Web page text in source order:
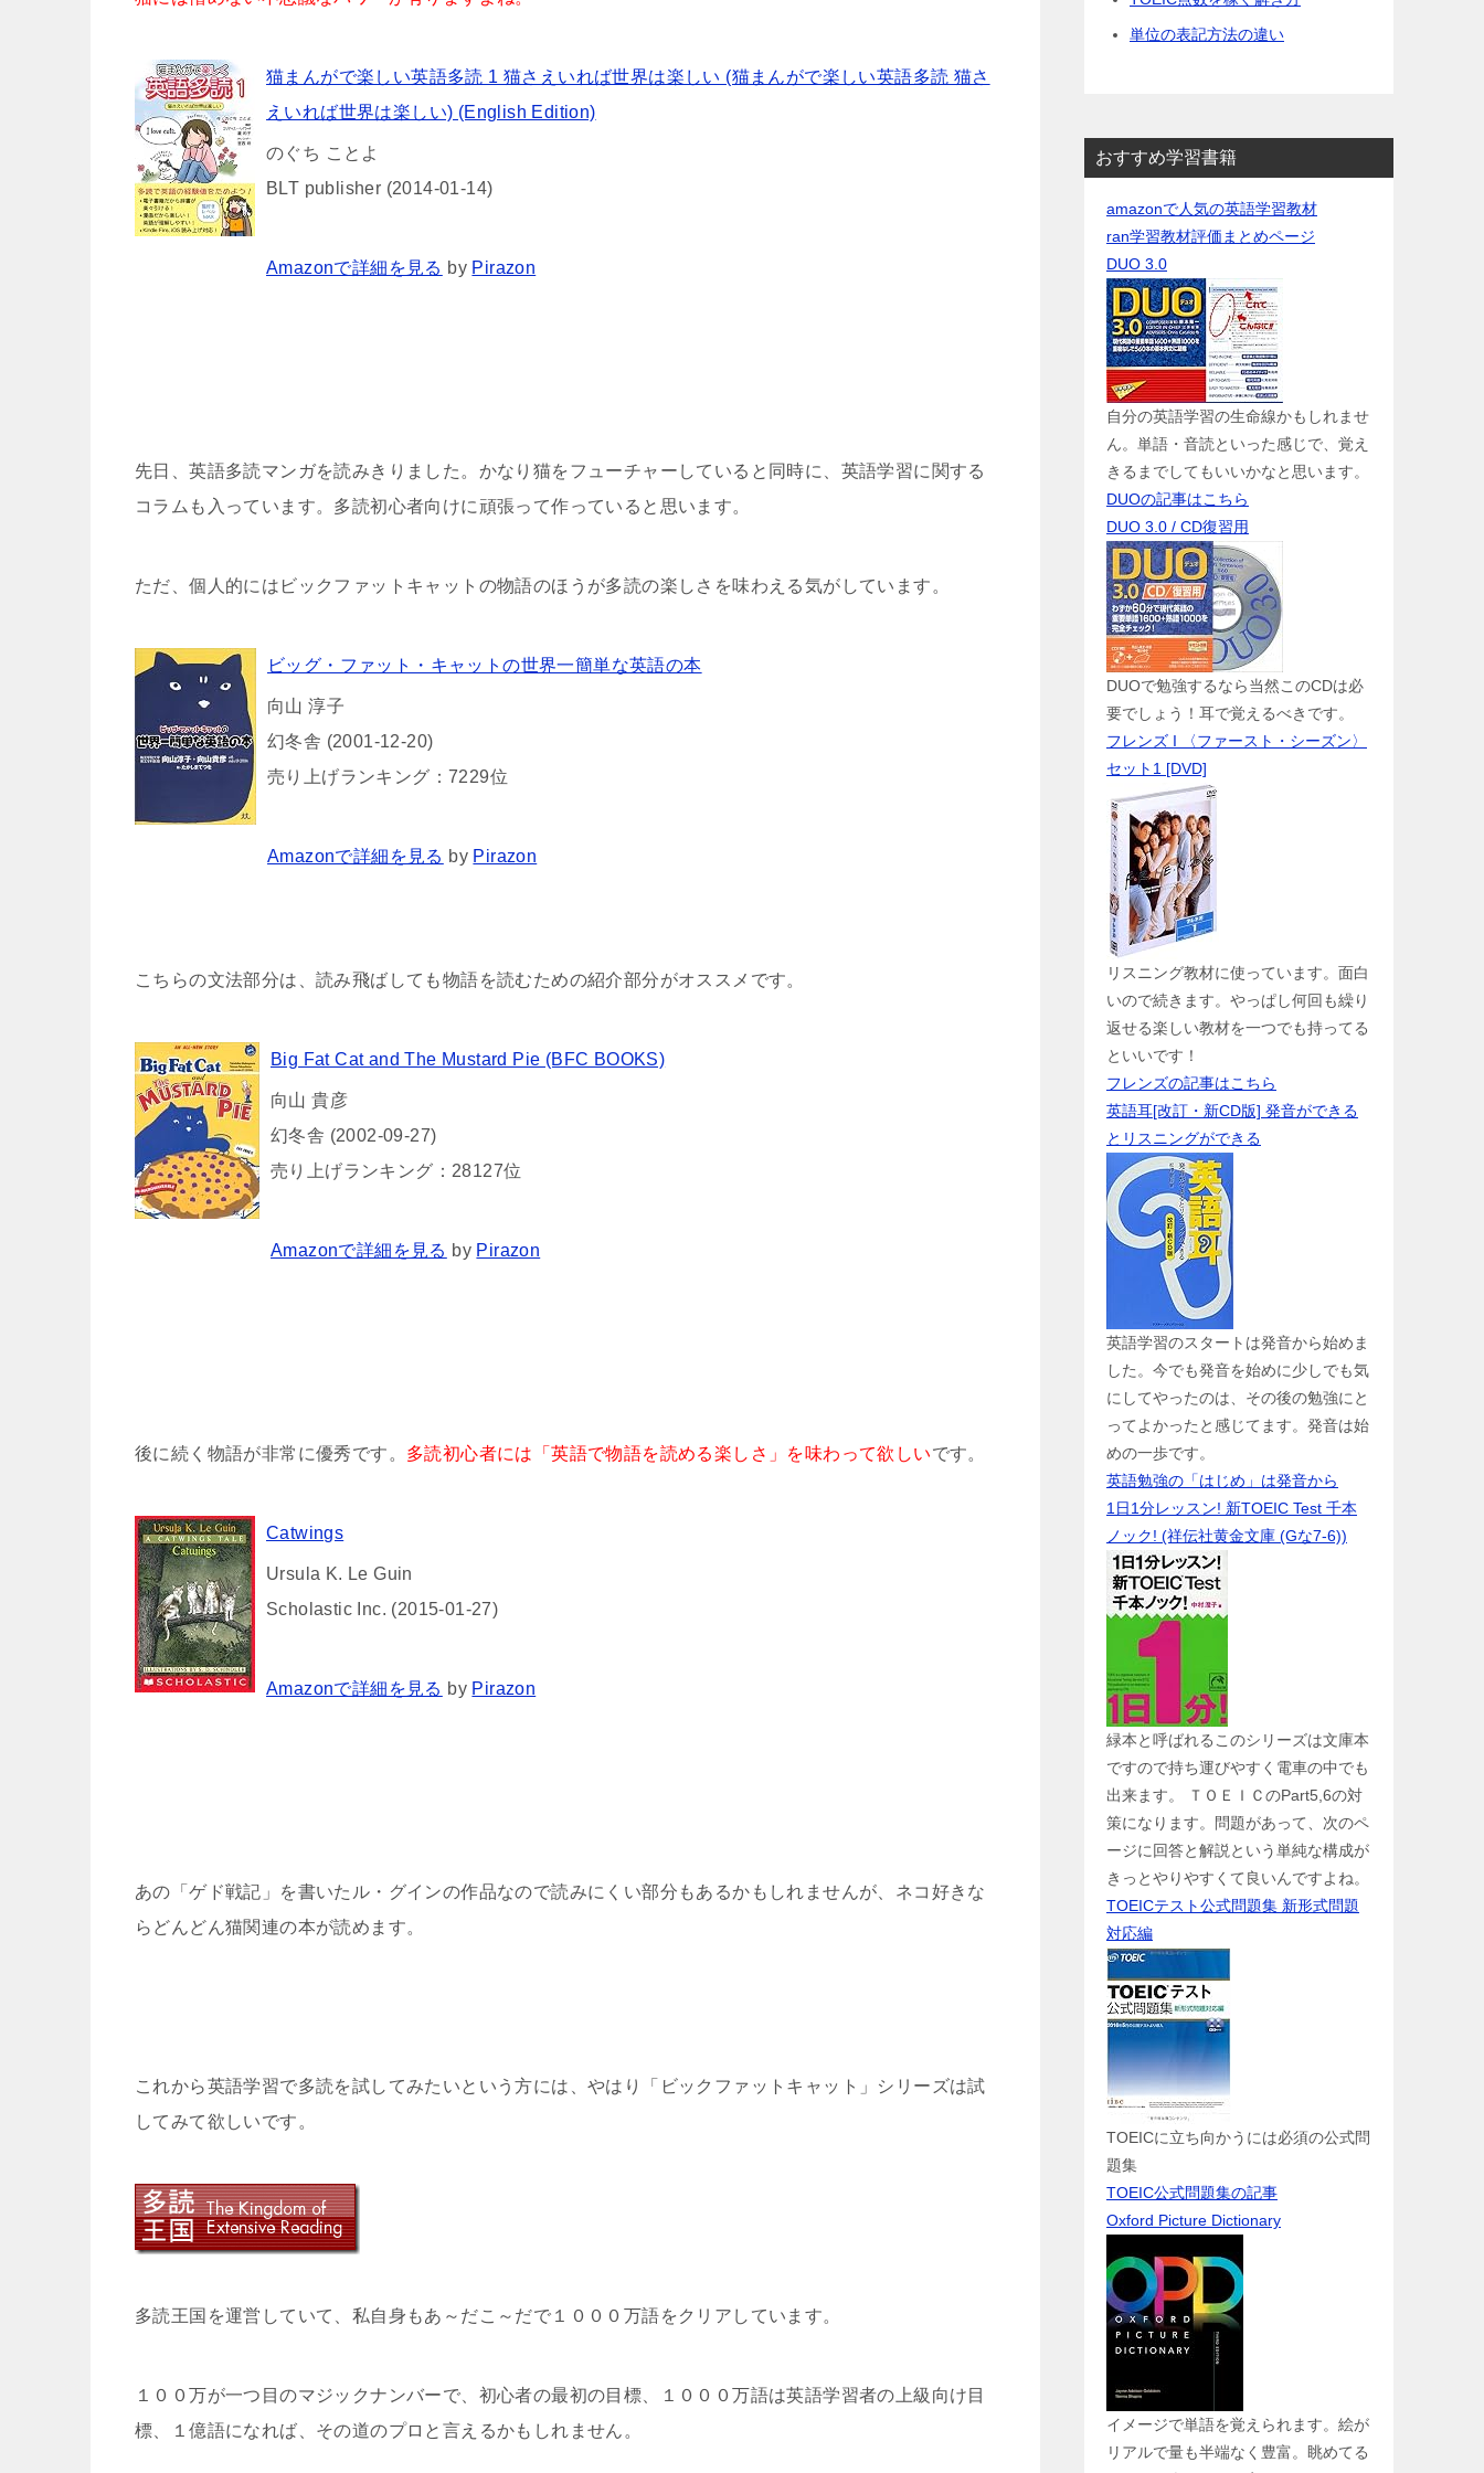
猫まんがで楽しい英語多読 1 猫さえいれば世界は楽しい (猫まんがで楽しい英語多読 猫さ
えいれば世界は楽しい) (English Edition)
のぐち ことよ
BLT publisher (2014-01-14)
Amazonで詳細を見る by Pirazon
先日、英語多読マンガを読みきりました。かなり猫をフューチャーしていると同時に、英語学習に関する
コラムも入っています。多読初心者向けに頑張って作っていると思います。
ただ、個人的にはビックファットキャットの物語のほうが多読の楽しさを味わえる気がしています。
ビッグ・ファット・キャットの世界一簡単な英語の本
向山 淳子
幻冬舎 (2001-12-20)
売り上げランキング：7229位
Amazonで詳細を見る by Pirazon
こちらの文法部分は、読み飛ばしても物語を読むための紹介部分がオススメです。
Big Fat Cat and The Mustard Pie (BFC BOOKS)
向山 貴彦
幻冬舎 (2002-09-27)
売り上げランキング：28127位
Amazonで詳細を見る by Pirazon
後に続く物語が非常に優秀です。 多読初心者には「英語で物語を読める楽しさ」を味わって欲しいです。
Catwings
Ursula K. Le Guin
Scholastic Inc. (2015-01-27)
Amazonで詳細を見る by Pirazon
あの「ゲド戦記」を書いたル・グインの作品なので読みにくい部分もあるかもしれませんが、ネコ好きな
らどんどん猫関連の本が読めます。
これから英語学習で多読を試してみたいという方には、やはり「ビックファットキャット」シリーズは試
してみて欲しいです。
多読王国を運営していて、私自身もあ～だこ～だで１０００万語をクリアしています。
１００万が一つ目のマジックナンバーで、初心者の最初の目標、１０００万語は英語学習者の上級向け目
標、１億語になれば、その道のプロと言えるかもしれません。
単位の表記方法の違い
おすすめ学習書籍
amazonで人気の英語学習教材
ran学習教材評価まとめページ
DUO 3.0
自分の英語学習の生命線かもしれませ
ん。単語・音読といった感じで、覚え
きるまでしてもいいかなと思います。
DUOの記事はこちら
DUO 3.0 / CD復習用
DUOで勉強するなら当然このCDは必
要でしょう！耳で覚えるべきです。
フレンズ I 〈ファースト・シーズン〉
セット1 [DVD]
リスニング教材に使っています。面白
いので続きます。やっぱし何回も繰り
返せる楽しい教材を一つでも持ってる
といいです！
フレンズの記事はこちら
英語耳[改訂・新CD版] 発音ができる
とリスニングができる
英語学習のスタートは発音から始めま
した。今でも発音を始めに少しでも気
にしてやったのは、その後の勉強にと
ってよかったと感じてます。発音は始
めの一歩です。
英語勉強の「はじめ」は発音から
1日1分レッスン! 新TOEIC Test 千本
ノック! (祥伝社黄金文庫 (Gな7-6))
緑本と呼ばれるこのシリーズは文庫本
ですので持ち運びやすく電車の中でも
出来ます。 ＴＯＥＩＣのPart5,6の対
策になります。問題があって、次のペ
ージに回答と解説という単純な構成が
きっとやりやすくて良いんですよね。
TOEICテスト公式問題集 新形式問題
対応編
TOEICに立ち向かうには必須の公式問
題集
TOEIC公式問題集の記事
Oxford Picture Dictionary
イメージで単語を覚えられます。絵が
リアルで量も半端なく豊富。眺めてる